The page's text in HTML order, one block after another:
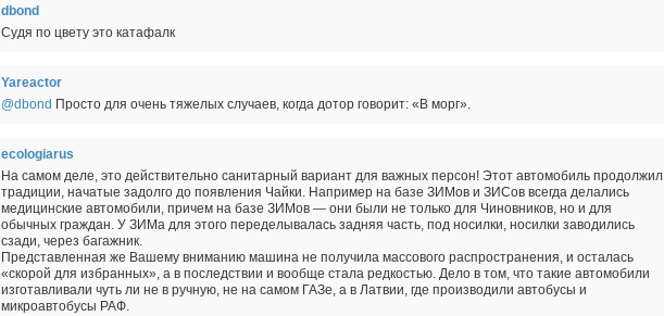
dbond
Судя по цвету это катафалк
Yareactor
@dbond Просто для очень тяжелых случаев, когда дотор говорит: «В морг».
ecologiarus
На самом деле, это действительно санитарный вариант для важных персон! Этот автомобиль продолжил
традиции, начатые задолго до появления Чайки. Например на базе ЗИМов и ЗИСов всегда делались
медицинские автомобили, причем на базе ЗИМов — они были не только для Чиновников, но и для
обычных граждан. У ЗИМа для этого переделывалась задняя часть, под носилки, носилки заводились
сзади, через багажник.
Представленная же Вашему вниманию машина не получила массового распространения, и осталась
«скорой для избранных», а в последствии и вообще стала редкостью. Дело в том, что такие автомобили
изготавливали чуть ли не в ручную, не на самом ГАЗе, а в Латвии, где производили автобусы и
микроавтобусы РАФ.